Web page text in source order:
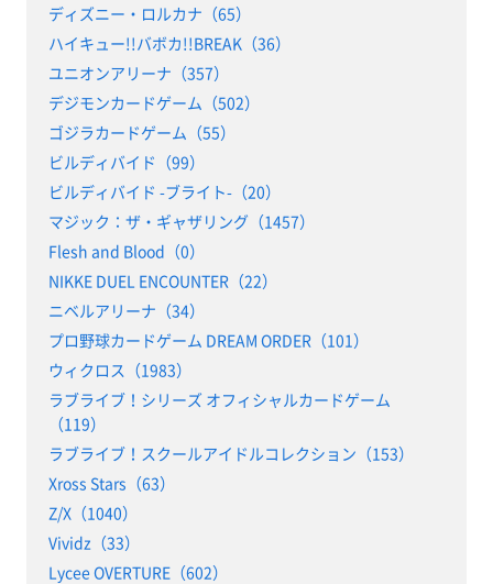
ディズニー・ロルカナ（65）
ハイキュー!!バボカ!!BREAK（36）
ユニオンアリーナ（357）
デジモンカードゲーム（502）
ゴジラカードゲーム（55）
ビルディバイド（99）
ビルディバイド -ブライト-（20）
マジック：ザ・ギャザリング（1457）
Flesh and Blood（0）
NIKKE DUEL ENCOUNTER（22）
ニベルアリーナ（34）
プロ野球カードゲーム DREAM ORDER（101）
ウィクロス（1983）
ラブライブ！シリーズ オフィシャルカードゲーム
（119）
ラブライブ！スクールアイドルコレクション（153）
Xross Stars（63）
Z/X（1040）
Vividz（33）
Lycee OVERTURE（602）